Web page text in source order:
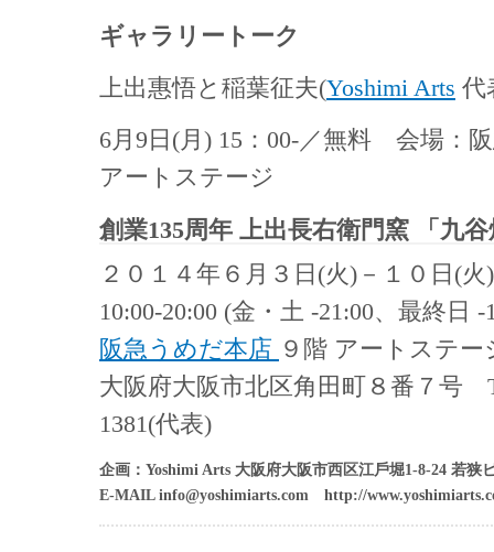
ギャラリートーク
上出惠悟と稲葉征夫(Yoshimi Arts 代
6月9日(月) 15：00-／無料 会場：
アートステージ
創業135周年 上出長右衛門窯 「九
２０１４年６月３日(火)－１０日(火)
10:00-20:00 (金・土 -21:00、最終日 -
阪急うめだ本店 ９階 アートステー
大阪府大阪市北区角田町８番７号
1381(代表)
企画：Yoshimi Arts 大阪府大阪市⻄区江戶堀1-8-24 若
E-MAIL info@yoshimiarts.com http://